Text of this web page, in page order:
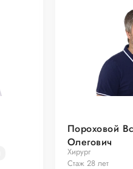
Пороховой
Олегович
Хирург
Стаж 28 лет